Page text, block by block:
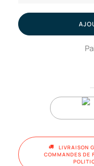
-
Mat
LIVRAISON
COMMANDES DE